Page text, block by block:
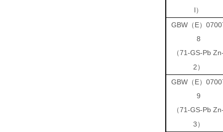
l）
GBW（E）
8
（71-GS-Pb
2 ）
GBW（E）
9
（71-GS-Pb
3 ）